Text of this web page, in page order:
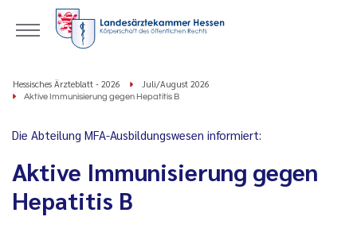
Hessisches Ärzteblatt - 2026 Juli/August 2026
Aktive Immunisierung gegen Hepatitis B
Die Abteilung MFA-Ausbildungswesen informiert:
Aktive Immunisierung gegen
Hepatitis B